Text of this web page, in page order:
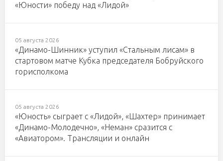
«Юности» победу над «Лидой»
05 августа 2026
«Динамо-Шинник» уступил «Стальным лисам» в
стартовом матче Кубка председателя Бобруйского
горисполкома
05 августа 2026
«Юность» сыграет с «Лидой», «Шахтер» принимает
«Динамо-Молодечно», «Неман» сразится с
«Авиатором». Трансляции и онлайн